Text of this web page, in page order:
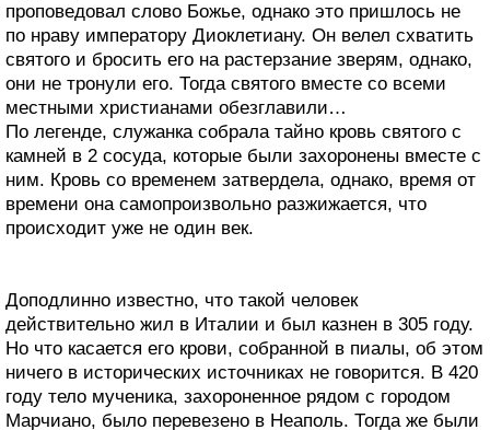
проповедовал слово Божье, однако это пришлось не
по нраву императору Диоклетиану. Он велел схватить
святого и бросить его на растерзание зверям, однако,
они не тронули его. Тогда святого вместе со всеми
местными христианами обезглавили…
По легенде, служанка собрала тайно кровь святого с
камней в 2 сосуда, которые были захоронены вместе с
ним. Кровь со временем затвердела, однако, время от
времени она самопроизвольно разжижается, что
происходит уже не один век.
Доподлинно известно, что такой человек
действительно жил в Италии и был казнен в 305 году.
Но что касается его крови, собранной в пиалы, об этом
ничего в исторических источниках не говорится. В 420
году тело мученика, захороненное рядом с городом
Марчиано, было перевезено в Неаполь. Тогда же были